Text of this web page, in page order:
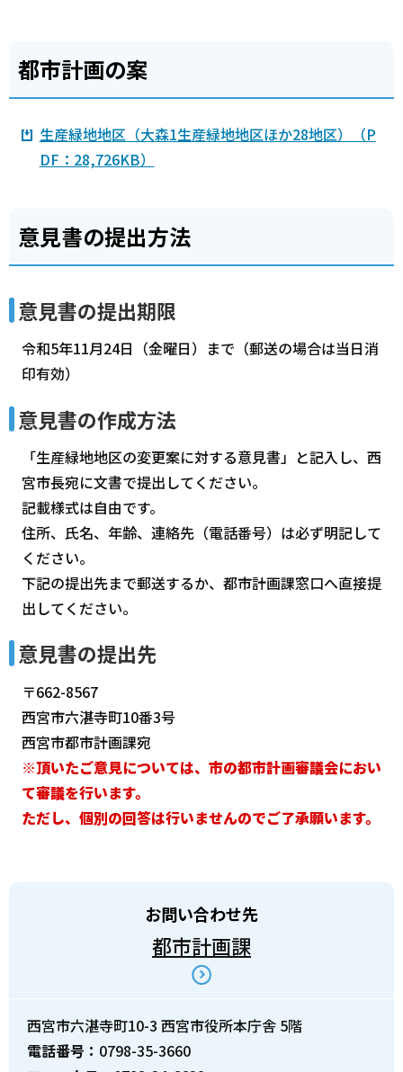
都市計画の案
生産緑地地区（大森1生産緑地地区ほか28地区）（P
DF：28,726KB）
意見書の提出方法
意見書の提出期限
令和5年11月24日（金曜日）まで（郵送の場合は当日消
印有効）
意見書の作成方法
「生産緑地地区の変更案に対する意見書」と記入し、西
宮市長宛に文書で提出してください。
記載様式は自由です。
住所、氏名、年齢、連絡先（電話番号）は必ず明記して
ください。
下記の提出先まで郵送するか、都市計画課窓口へ直接提
出してください。
意見書の提出先
〒662-8567
西宮市六湛寺町10番3号
西宮市都市計画課宛
※頂いたご意見については、市の都市計画審議会におい
て審議を行います。
ただし、個別の回答は行いませんのでご了承願います。
お問い合わせ先
都市計画課
西宮市六湛寺町10-3 西宮市役所本庁舎 5階
電話番号： 0798-35-3660